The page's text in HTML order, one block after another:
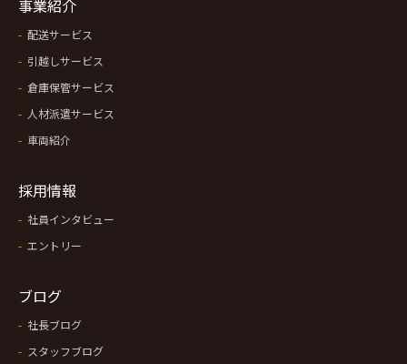
事業紹介
配送サービス
引越しサービス
倉庫保管サービス
人材派遣サービス
車両紹介
採用情報
社員インタビュー
エントリー
ブログ
社長ブログ
スタッフブログ